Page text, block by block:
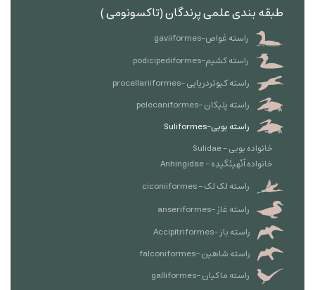
طبقه بندی علمی پرندگان (تاکسونومی )
راسته غواص-gaviiformes
راسته کشیم-podicipediformes
راسته کبوتردریایی -procellariiformes
راسته پلیکان -pelecaniformes
راسته بوبی-Suliformes
خانواده بوبی - Sulidae
خانواده آنْهینْگیدِه - Anhingidae
راسته لک لک - ciconiiformes
راسته غاز -anseriformes
راسته باز -Accipitriformes
راسته شاهین -falconiformes
راسته ماکیان -galliformes